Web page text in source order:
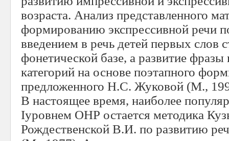
возраста. Анализ представленного
формированию экспрессивной речи
введением в речь детей первых слов
фонетической базе, а развитие
категорий на основе поэтапного
предложенного Н.С. Жуковой (М.,
В настоящее время, наиболее
Iуровнем ОНР остается методика
Рождественской В.И. по развитию